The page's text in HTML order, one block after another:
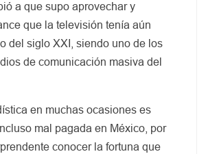
a que supo aprovechar y
que la televisión tenía aún
del siglo XXI, siendo uno de los
de comunicación masiva del
en muchas ocasiones es
mal pagada en México, por
conocer la fortuna que